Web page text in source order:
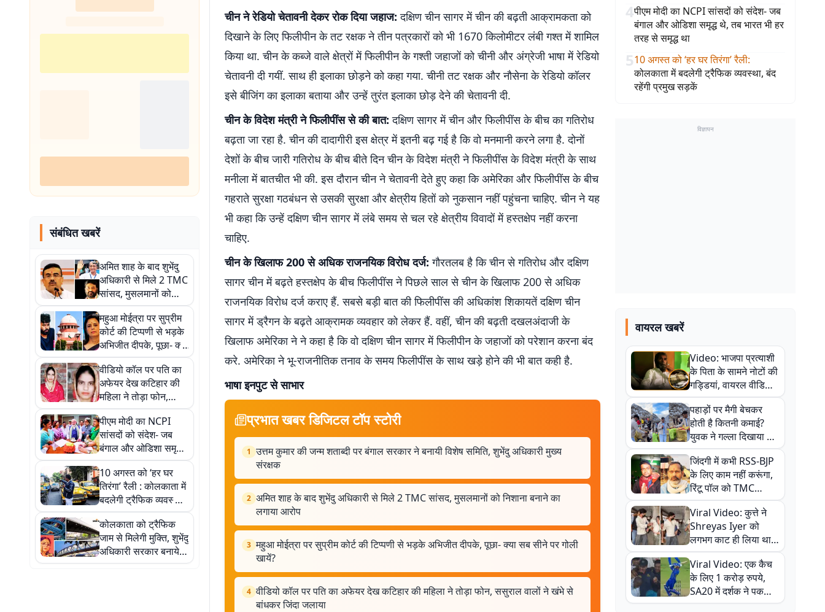
संबंधित खबरें
अमित शाह के बाद शुभेंदु
अधिकारी से मिले 2 TMC
सांसद, मुसलमानों को
निशाना बनाने का लगाया
आरोप
महुआ मोईत्रा पर सुप्रीम
कोर्ट की टिप्पणी से भड़के
अभिजीत दीपके, पूछा- क्या
सब सीने पर गोली खायें?
वीडियो कॉल पर पति का
अफेयर देख कटिहार की
महिला ने तोड़ा फोन,
ससुराल वालों ने खंभे से
बांधकर जिंदा जलाया
पीएम मोदी का NCPI
सांसदों को संदेश- जब
बंगाल और ओडिशा समृद्ध
थे, तब भारत भी हर तरह
से समृद्ध था
10 अगस्त को ‘हर घर
तिरंगा’ रैली : कोलकाता में
बदलेगी ट्रैफिक व्यवस्था,
बंद रहेंगी प्रमुख सड़कें
कोलकाता को ट्रैफिक
जाम से मिलेगी मुक्ति, शुभेंदु
अधिकारी सरकार बनायेगी
रिंग रोड, फ्लाईओवर और
चीन ने रेडियो चेतावनी देकर रोक दिया जहाज: दक्षिण चीन सागर में चीन की बढ़ती आक्रामकता को
दिखाने के लिए फिलीपीन के तट रक्षक ने तीन पत्रकारों को भी 1670 किलोमीटर लंबी गश्त में शामिल
किया था. चीन के कब्जे वाले क्षेत्रों में फिलीपीन के गश्ती जहाजों को चीनी और अंग्रेजी भाषा में रेडियो
चेतावनी दी गयीं. साथ ही इलाका छोड़ने को कहा गया. चीनी तट रक्षक और नौसेना के रेडियो कॉलर
इसे बीजिंग का इलाका बताया और उन्हें तुरंत इलाका छोड़ देने की चेतावनी दी.
चीन के विदेश मंत्री ने फिलीपींस से की बात: दक्षिण सागर में चीन और फिलीपींस के बीच का गतिरोध
बढ़ता जा रहा है. चीन की दादागीरी इस क्षेत्र में इतनी बढ़ गई है कि वो मनमानी करने लगा है. दोनों
देशों के बीच जारी गतिरोध के बीच बीते दिन चीन के विदेश मंत्री ने फिलीपींस के विदेश मंत्री के साथ
मनीला में बातचीत भी की. इस दौरान चीन ने चेतावनी देते हुए कहा कि अमेरिका और फिलीपींस के बीच
गहराते सुरक्षा गठबंधन से उसकी सुरक्षा और क्षेत्रीय हितों को नुकसान नहीं पहुंचना चाहिए. चीन ने यह
भी कहा कि उन्हें दक्षिण चीन सागर में लंबे समय से चल रहे क्षेत्रीय विवादों में हस्तक्षेप नहीं करना
चाहिए.
चीन के खिलाफ 200 से अधिक राजनयिक विरोध दर्ज: गौरतलब है कि चीन से गतिरोध और दक्षिण
सागर चीन में बढ़ते हस्तक्षेप के बीच फिलीपींस ने पिछले साल से चीन के खिलाफ 200 से अधिक
राजनयिक विरोध दर्ज कराए हैं. सबसे बड़ी बात की फिलीपींस की अधिकांश शिकायतें दक्षिण चीन
सागर में ड्रैगन के बढ़ते आक्रामक व्यवहार को लेकर हैं. वहीं, चीन की बढ़ती दखलअंदाजी के
खिलाफ अमेरिका ने ने कहा है कि वो दक्षिण चीन सागर में फिलीपीन के जहाजों को परेशान करना बंद
करे. अमेरिका ने भू-राजनीतिक तनाव के समय फिलीपींस के साथ खड़े होने की भी बात कही है.
भाषा इनपुट से साभार
प्रभात खबर डिजिटल टॉप स्टोरी
1 उत्तम कुमार की जन्म शताब्दी पर बंगाल सरकार ने बनायी विशेष समिति, शुभेंदु अधिकारी मुख्य
संरक्षक
2 अमित शाह के बाद शुभेंदु अधिकारी से मिले 2 TMC सांसद, मुसलमानों को निशाना बनाने का
लगाया आरोप
3 महुआ मोईत्रा पर सुप्रीम कोर्ट की टिप्पणी से भड़के अभिजीत दीपके, पूछा- क्या सब सीने पर गोली
खायें?
4 वीडियो कॉल पर पति का अफेयर देख कटिहार की महिला ने तोड़ा फोन, ससुराल वालों ने खंभे से
बांधकर जिंदा जलाया
4पीएम मोदी का NCPI सांसदों को संदेश- जब
बंगाल और ओडिशा समृद्ध थे, तब भारत भी हर
तरह से समृद्ध था
510 अगस्त को ‘हर घर तिरंगा’ रैली:
कोलकाता में बदलेगी ट्रैफिक व्यवस्था, बंद
रहेंगी प्रमुख सड़कें
विज्ञापन
वायरल खबरें
Video: भाजपा प्रत्याशी
के पिता के सामने नोटों की
गड्डियां, वायरल वीडियो
से राजनीति में उबाल,
अजित महतो बोले- TMC
की गंदी चाल
पहाड़ों पर मैगी बेचकर
होती है कितनी कमाई?
युवक ने गल्ला दिखाया तो
नौकरी वालों के खड़े हो गए
कान
जिंदगी में कभी RSS-BJP
के लिए काम नहीं करूंगा,
रिंटू पॉल को TMC
ऑफिस में ले जाकर पीटा,
Video वायरल
Viral Video: कुत्ते ने
Shreyas Iyer को
लगभग काट ही लिया था,
न्यूजीलैंड सीरीज से पहले
बाल-बाल बचे
Viral Video: एक कैच
के लिए 1 करोड़ रुपये,
SA20 में दर्शक ने पकड़ा
एक हाथ से गजब का कैच